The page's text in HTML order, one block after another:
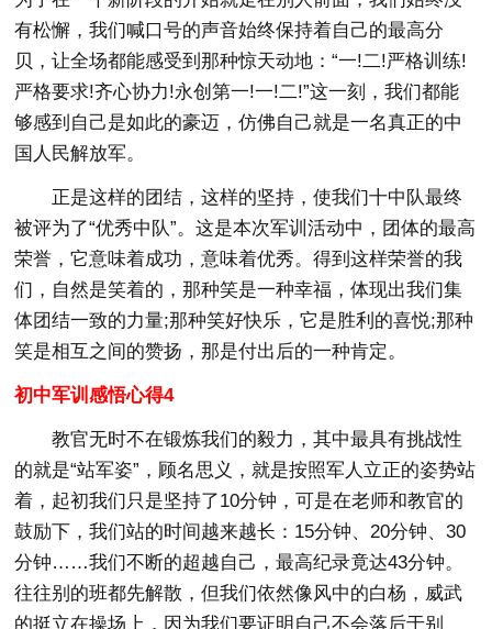
有松懈，我们喊口号的声音始终保持着自己的最高分
贝，让全场都能感受到那种惊天动地：“一!二!严格训练!
严格要求!齐心协力!永创第一!一!二!”这一刻，我们都能
够感到自己是如此的豪迈，仿佛自己就是一名真正的中
国人民解放军。
正是这样的团结，这样的坚持，使我们十中队最终
被评为了“优秀中队”。这是本次军训活动中，团体的最高
荣誉，它意味着成功，意味着优秀。得到这样荣誉的我
们，自然是笑着的，那种笑是一种幸福，体现出我们集
体团结一致的力量;那种笑好快乐，它是胜利的喜悦;那种
笑是相互之间的赞扬，那是付出后的一种肯定。
初中军训感悟心得4
教官无时不在锻炼我们的毅力，其中最具有挑战性
的就是“站军姿”，顾名思义，就是按照军人立正的姿势站
着，起初我们只是坚持了10分钟，可是在老师和教官的
鼓励下，我们站的时间越来越长：15分钟、20分钟、30
分钟……我们不断的超越自己，最高纪录竟达43分钟。
往往别的班都先解散，但我们依然像风中的白杨，威武
的挺立在操场上，因为我们要证明自己不会落后于别